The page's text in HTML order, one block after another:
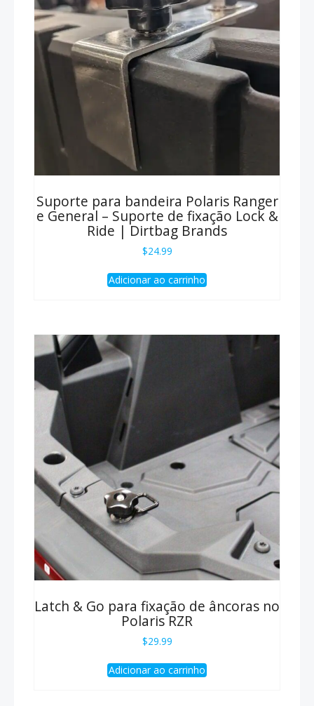
Suporte para bandeira Polaris Ranger
e General – Suporte de fixação Lock &
Ride | Dirtbag Brands
$24.99
Adicionar ao carrinho
Latch & Go para fixação de âncoras no
Polaris RZR
$29.99
Adicionar ao carrinho